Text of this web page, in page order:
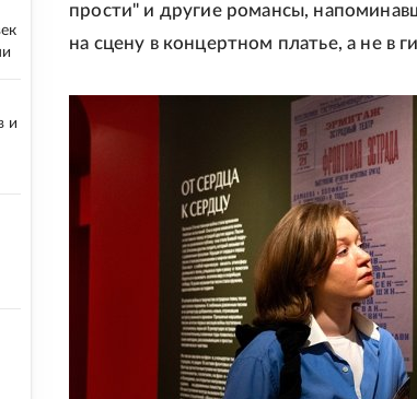
прости" и другие романсы,
на сцену в концертном платье, а не в
и